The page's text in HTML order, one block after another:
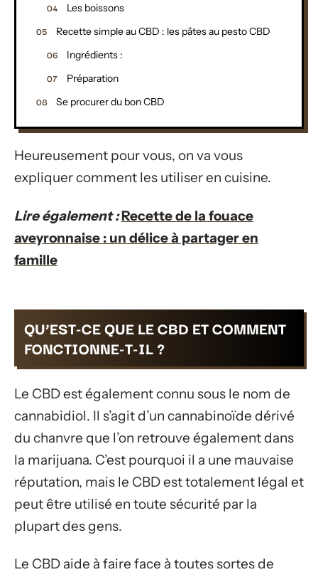
Les boissons
Recette simple au CBD : les pâtes au pesto CBD
Ingrédients :
Préparation
Se procurer du bon CBD
Heureusement pour vous, on va vous
expliquer comment les utiliser en cuisine.
Lire également :Recette de la fouace
aveyronnaise : un délice à partager en
famille
QU’EST-CE QUE LE CBD ET COMMENT
FONCTIONNE-T-IL ?
Le CBD est également connu sous le nom de
cannabidiol. Il s’agit d’un cannabinoïde dérivé
du chanvre que l’on retrouve également dans
la marijuana. C’est pourquoi il a une mauvaise
réputation, mais le CBD est totalement légal et
peut être utilisé en toute sécurité par la
plupart des gens.
Le CBD aide à faire face à toutes sortes de